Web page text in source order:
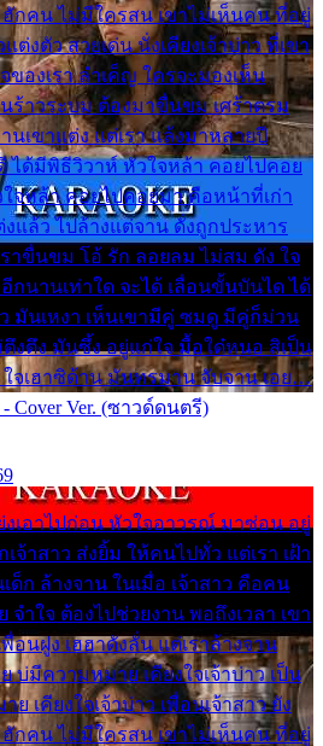
กคน ไม่มีใครสน เขาไม่เห็นคน ที่อยู่
ต่งตัว สวยเด่น นั่งเคียงเจ้าบ่าว ที่เขา
ของเรา ลำเค็ญ ใครจะมองเห็น
ร้าวระบม ต้องมาขื่นขม เศร้าตรม
เขาแต่ง แต่เรา แล้งมาหลายปี
ได้มีพิธีวิวาห์ หัวใจหล้า คอยไปคอย
จหล้า คอยไปคอยมา คือหน้าที่เก่า
แล้ว ไปล้างแต่จาน ดั่งถูกประหาร
าขื่นขม โอ้ รัก ลอยลม ไม่สม ดัง ใจ
กนานเท่าใด จะได้ เลื่อนขั้นบันได ได้
มันเหงา เห็นเขามีคู่ ซมดู มีคู่ก็ม่วน
งตึง มันซึ้ง อยู่แก่ใจ มื้อใด๋หนอ สิเป็น
ใจเฮาซิด้าน มันทรมาน จับจาน เอย…
Cover Ver. (ซาวด์ดนตรี)
งเอาไปก่อน หัวใจอาวรณ์ มาซ่อน อยู่
จ้าสาว ส่งยิ้ม ให้คนไปทั่ว แต่เรา เฝ้า
ด็ก ล้างจาน ในเมื่อ เจ้าสาว คือคน
ำใจ ต้องไปช่วยงาน พอถึงเวลา เขา
อนฝูง เฮฮาดังลั่น แต่เราล้างจาน
บ่มีความหมาย เคียงใจเจ้าบ่าว เป็น
เคียงใจเจ้าบ่าว เพื่อนเจ้าสาว ยัง
กคน ไม่มีใครสน เขาไม่เห็นคน ที่อยู่